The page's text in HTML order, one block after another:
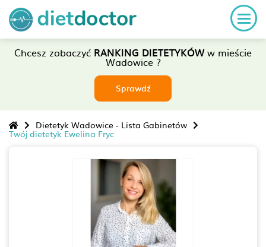
Chcesz zobaczyć RANKING DIETETYKÓWw mieście
Wadowice ?
Sprawdź
Dietetyk Wadowice - Lista Gabinetów
Twój dietetyk Ewelina Fryc